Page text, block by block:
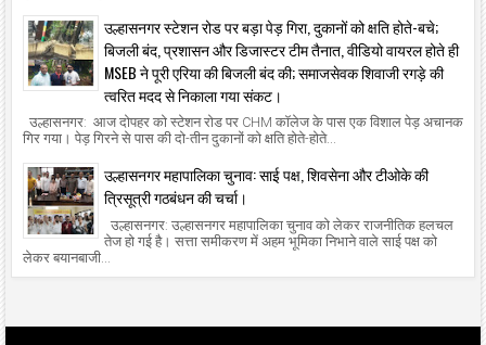
उल्हासनगर स्टेशन रोड पर बड़ा पेड़ गिरा, दुकानों को क्षति होते-बचे;
बिजली बंद, प्रशासन और डिजास्टर टीम तैनात, वीडियो वायरल होते ही
MSEB ने पूरी एरिया की बिजली बंद की; समाजसेवक शिवाजी रगड़े की
त्वरित मदद से निकाला गया संकट।
उल्हासनगर: आज दोपहर को स्टेशन रोड पर CHM कॉलेज के पास एक विशाल पेड़ अचानक
गिर गया। पेड़ गिरने से पास की दो-तीन दुकानों को क्षति होते-होते...
उल्हासनगर महापालिका चुनाव: साई पक्ष, शिवसेना और टीओके की
त्रिसूत्री गठबंधन की चर्चा।
उल्हासनगर: उल्हासनगर महापालिका चुनाव को लेकर राजनीतिक हलचल
तेज हो गई है। सत्ता समीकरण में अहम भूमिका निभाने वाले साई पक्ष को
लेकर बयानबाजी...